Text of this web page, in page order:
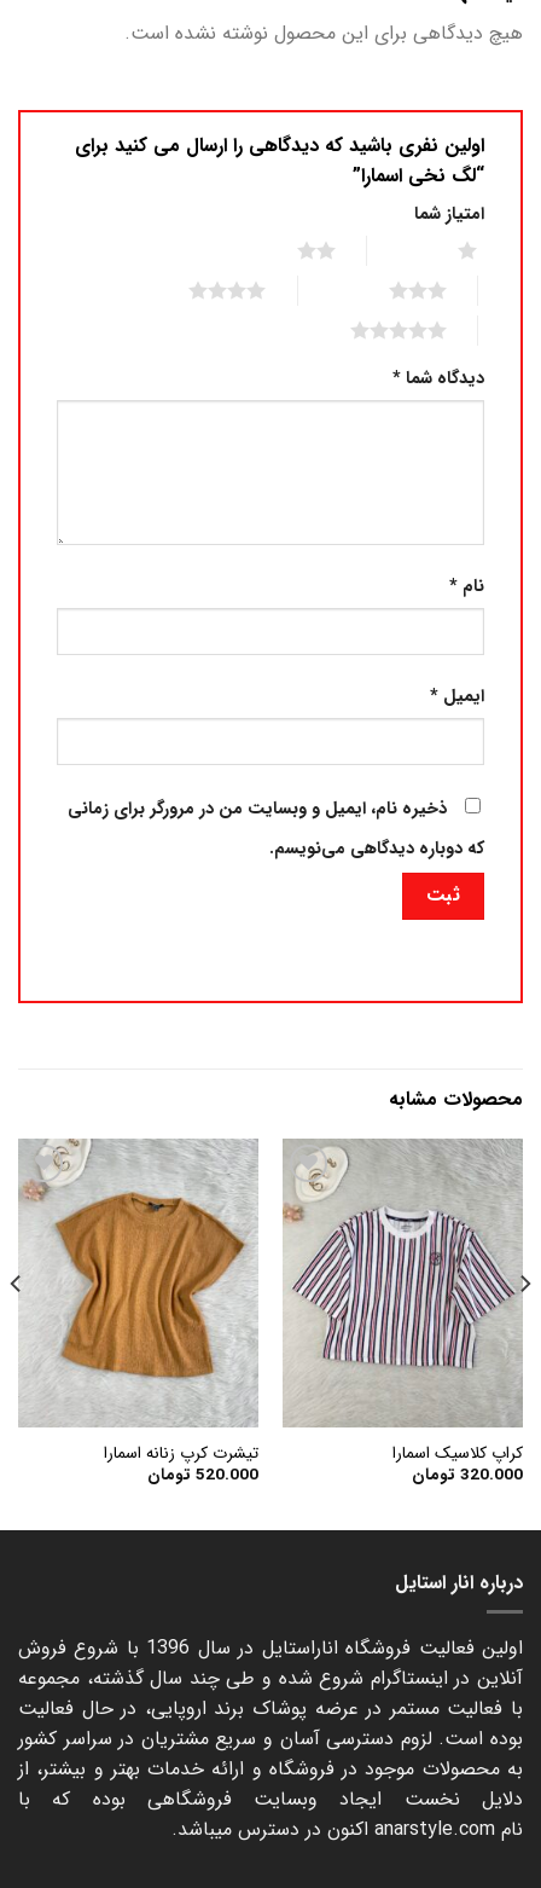
هیچ دیدگاهی برای این محصول نوشته نشده است.
اولین نفری باشید که دیدگاهی را ارسال می کنید برای
“لگ نخی اسمارا”
امتیاز شما
دیدگاه شما*
نام *
ایمیل *
ذخیره نام، ایمیل و وبسایت من در مرورگر برای زمانی
که دوباره دیدگاهی می‌نویسم.
محصولات مشابه
افزودن
علاقه
مندی
ها
کراپ کلاسیک اسمارا
320.000 تومان
افزودن
تیشرت کرپ زنانه اسمارا
520.000 تومان
درباره انار استایل
اولین فعالیت فروشگاه اناراستایل در سال 1396 با شروع فروش
آنلاین در اینستاگرام شروع شده و طی چند سال گذشته، مجموعه
با فعالیت مستمر در عرضه پوشاک برند اروپایی، در حال فعالیت
بوده است. لزوم دسترسی آسان و سریع مشتریان در سراسر کشور
به محصولات موجود در فروشگاه و ارائه خدمات بهتر و بیشتر، از
دلایل نخست ایجاد وبسایت فروشگاهی بوده که با
نام anarstyle.com اکنون در دسترس میباشد.